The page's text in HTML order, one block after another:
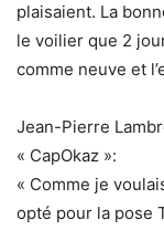
plaisaient. La
le voilier que 2
comme neuve et
Jean-Pierre
« CapOkaz »:
« Comme je
opté pour la pose